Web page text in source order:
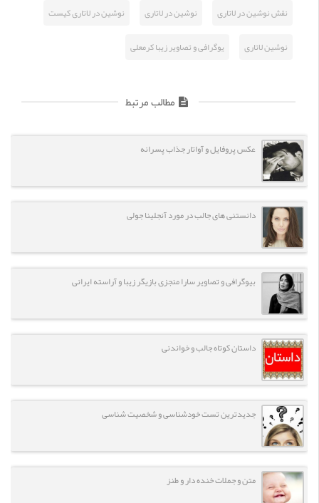
نقش نوشین در لاتاری
نوشین در لاتاری
نوشین در لاتاری کیست
نوشین لاتاری
یوگرافی و تصاویر زیبا کرمعلی
مطالب مرتبط
عکس پروفایل و آواتار جذاب پسرانه
دانستنی های جالب در مورد آنجلینا جولی
بیوگرافی و تصاویر سارا منجزی بازیگر زیبا و آراسته ایرانی
داستان کوتاه جالب و خواندنی
جدیدترین تست خودشناسی و شخصیت شناسی
متن و جملات خنده دار و طنز